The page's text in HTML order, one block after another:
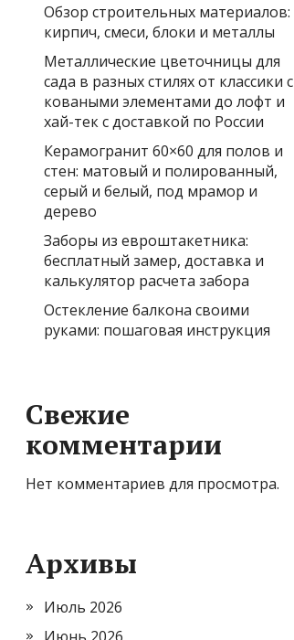
Обзор строительных материалов:
кирпич, смеси, блоки и металлы
Металлические цветочницы для
сада в разных стилях от классики с
коваными элементами до лофт и
хай-тек с доставкой по России
Керамогранит 60×60 для полов и
стен: матовый и полированный,
серый и белый, под мрамор и
дерево
Заборы из евроштакетника:
бесплатный замер, доставка и
калькулятор расчета забора
Остекление балкона своими
руками: пошаговая инструкция
Свежие
комментарии
Нет комментариев для просмотра.
Архивы
Июль 2026
Июнь 2026